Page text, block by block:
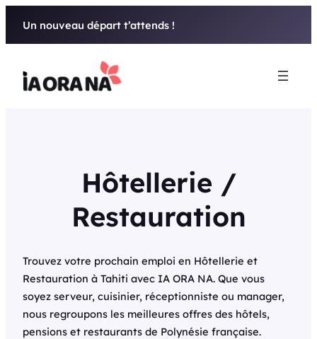
Un nouveau départ t’attends !
Hôtellerie /
Restauration
Trouvez votre prochain emploi en Hôtellerie et
Restauration à Tahiti avec IA ORA NA. Que vous
soyez serveur, cuisinier, réceptionniste ou manager,
nous regroupons les meilleures offres des hôtels,
pensions et restaurants de Polynésie française.